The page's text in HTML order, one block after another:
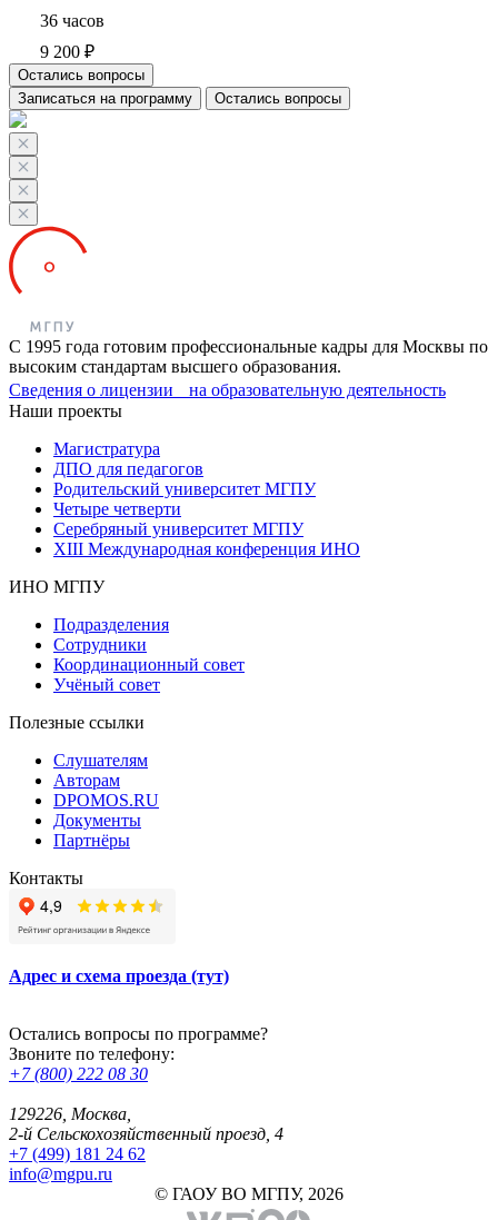
36 часов
9 200 ₽
Остались вопросы
Записаться на программу
Остались вопросы
С 1995 года готовим профессиональные кадры для Москвы по
высоким стандартам высшего образования.
Сведения о лицензии на образовательную деятельность
Наши проекты
Магистратура
ДПО для педагогов
Родительский университет МГПУ
Четыре четверти
Серебряный университет МГПУ
XIII Международная конференция ИНО
ИНО МГПУ
Подразделения
Сотрудники
Координационный совет
Учёный совет
Полезные ссылки
Слушателям
Авторам
DPOMOS.RU
Документы
Партнёры
Контакты
Адрес и схема проезда (тут)
Остались вопросы по программе?
Звоните по телефону:
+7 (800) 222 08 30
129226, Москва,
2-й Сельскохозяйственный проезд, 4
+7 (499) 181 24 62
info@mgpu.ru
© ГАОУ ВО МГПУ, 2026